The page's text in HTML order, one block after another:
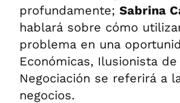
profundamente; Sabrina
hablará sobre cómo
problema en una
Económicas, Ilusionista
Negociación se referirá a
negocios.